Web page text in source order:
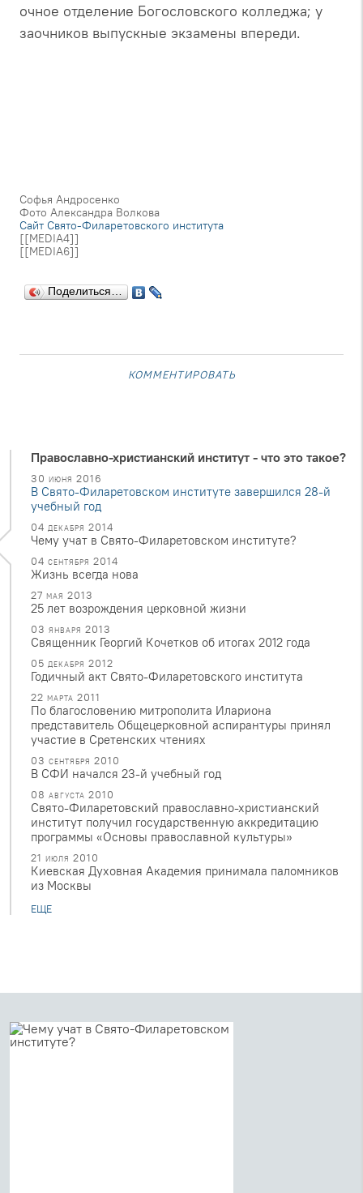
очное отделение Богословского колледжа; у
заочников выпускные экзамены впереди.
Софья Андросенко
Фото Александра Волкова
Сайт Свято-Филаретовского института
[[MEDIA4]]
[[MEDIA6]]
Поделиться…
комментировать
Православно-христианский институт - что это такое?
30 июня 2016
В Свято-Филаретовском институте завершился 28-й
учебный год
04 декабря 2014
Чему учат в Свято-Филаретовском институте?
04 сентября 2014
Жизнь всегда нова
27 мая 2013
25 лет возрождения церковной жизни
03 января 2013
Священник Георгий Кочетков об итогах 2012 года
05 декабря 2012
Годичный акт Свято-Филаретовского института
22 марта 2011
По благословению митрополита Илариона
представитель Общецерковной аспирантуры принял
участие в Сретенских чтениях
03 сентября 2010
В СФИ начался 23-й учебный год
08 августа 2010
Свято-Филаретовский православно-христианский
институт получил государственную аккредитацию
программы «Основы православной культуры»
21 июля 2010
Киевская Духовная Академия принимала паломников
из Москвы
ЕЩЕ